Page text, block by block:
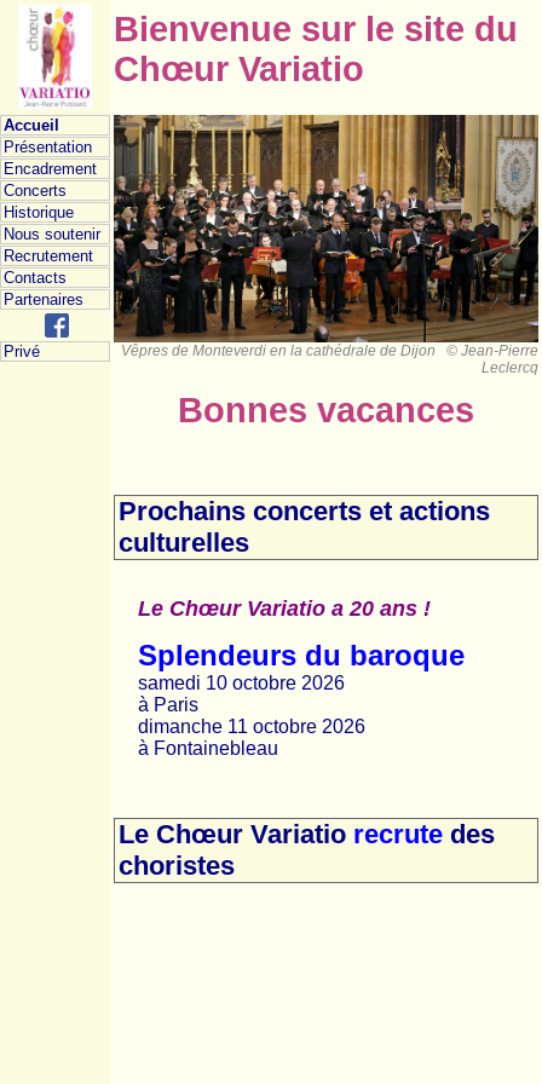
Accueil
Présentation
Encadrement
Concerts
Historique
Nous soutenir
Recrutement
Contacts
Partenaires
Privé
Bienvenue sur le site du
Chœur Variatio
Vêpres de Monteverdi en la cathédrale de Dijon © Jean-Pierre
Leclercq
Bonnes vacances
Prochains concerts et actions
culturelles
Le Chœur Variatio a 20 ans !
Splendeurs du baroque
samedi 10 octobre 2026
à Paris
dimanche 11 octobre 2026
à Fontainebleau
Le Chœur Variatio recrute des
choristes